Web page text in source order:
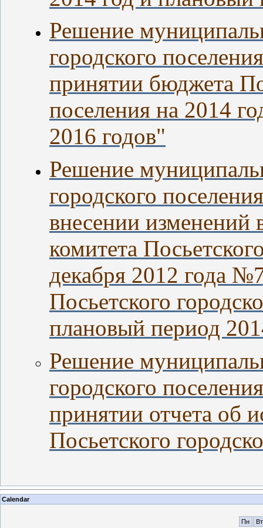
Решение
городского
принятии бюджета
поселения на 2014
2016 годов"
Решение
городского
внесении изменений
комитета
декабря 2012 года
Посьетского
плановый период
Решение
городского
принятии отчета об
Посьетского
Calendar
Пн
Вт